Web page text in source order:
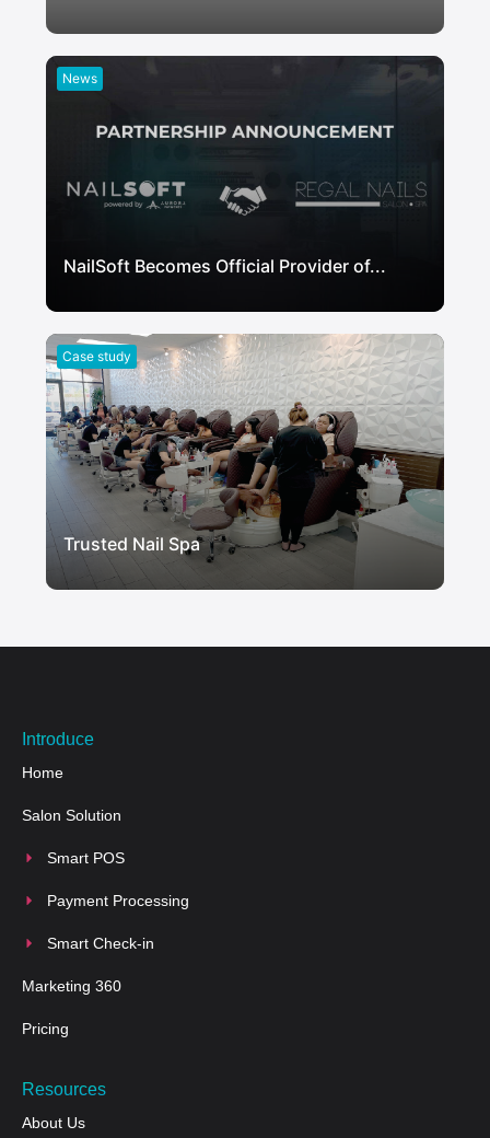
News
NailSoft Becomes Official Provider of...
Case study
Trusted Nail Spa
Introduce
Home
Salon Solution
Smart POS
Payment Processing
Smart Check-in
Marketing 360
Pricing
Resources
About Us